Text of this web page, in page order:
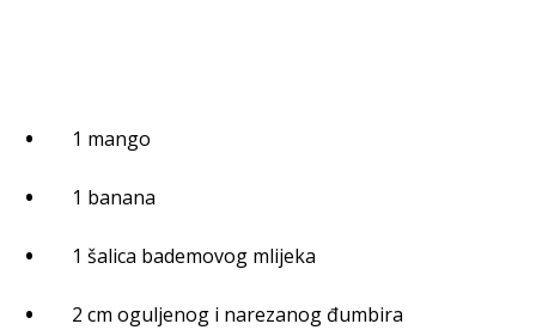
1 mango
1 banana
1 šalica bademovog mlijeka
2 cm oguljenog i narezanog đumbira